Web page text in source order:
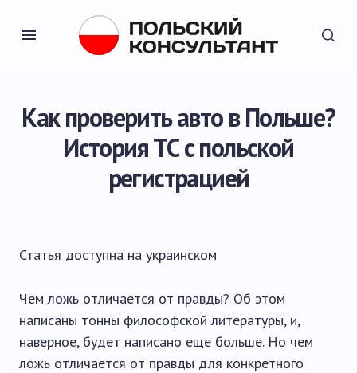
Как проверить авто в Польше?
История ТС с польской
регистрацией
Статья доступна на украинском
Чем ложь отличается от правды? Об этом
написаны тонны философской литературы, и,
наверное, будет написано еще больше. Но чем
ложь отличается от правды для конкретного